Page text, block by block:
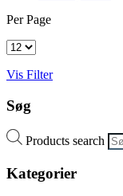
Per Page
Vis Filter
Søg
Products search
Kategorier